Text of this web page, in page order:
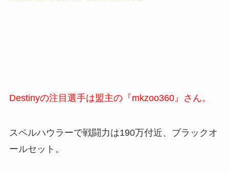
Destinyの注目選手は盟主の『mkzoo360』さん。
スペルハウラーで戦闘力は190万付近、ブラックオ
ールセット。